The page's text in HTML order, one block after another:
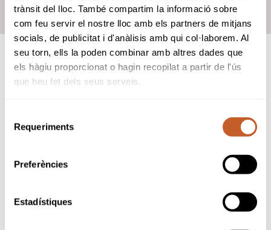
trànsit del lloc. També compartim la informació sobre
com feu servir el nostre lloc amb els partners de mitjans
socials, de publicitat i d'anàlisis amb qui col·laborem. Al
seu torn, ells la poden combinar amb altres dades que
els hàgiu proporcionat o hagin recopilat a partir de l'ús
que heu fet dels seus serveis.
Requeriments
Preferències
Estadístiques